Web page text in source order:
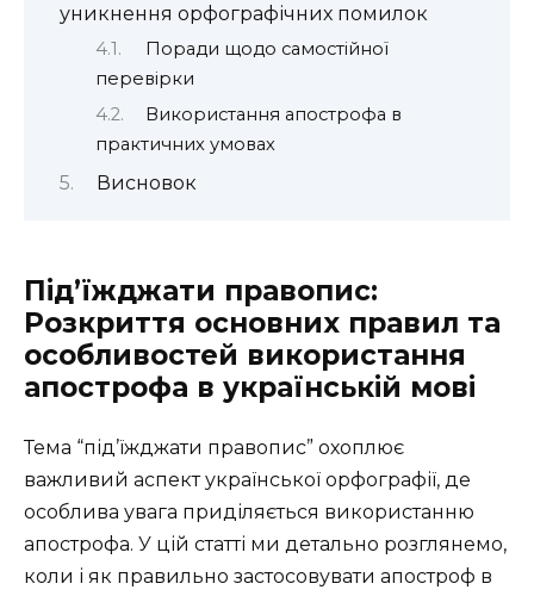
уникнення орфографічних помилок
Поради щодо самостійної
перевірки
Використання апострофа в
практичних умовах
Висновок
Під’їжджати правопис:
Розкриття основних правил та
особливостей використання
апострофа в українській мові
Тема “під’їжджати правопис” охоплює
важливий аспект української орфографії, де
особлива увага приділяється використанню
апострофа. У цій статті ми детально розглянемо,
коли і як правильно застосовувати апостроф в